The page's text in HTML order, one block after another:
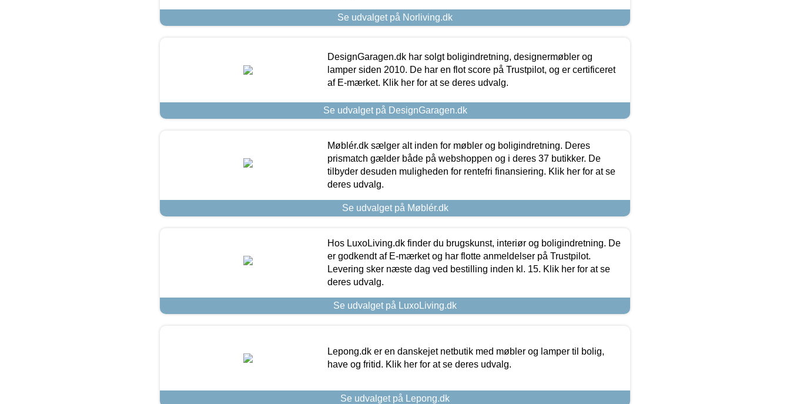
Se udvalget på Norliving.dk
DesignGaragen.dk har solgt boligindretning, designermøbler og
lamper siden 2010. De har en flot score på Trustpilot, og er certificeret
af E-mærket. Klik her for at se deres udvalg.
Se udvalget på DesignGaragen.dk
Møblér.dk sælger alt inden for møbler og boligindretning. Deres
prismatch gælder både på webshoppen og i deres 37 butikker. De
tilbyder desuden muligheden for rentefri finansiering. Klik her for at se
deres udvalg.
Se udvalget på Møblér.dk
Hos LuxoLiving.dk finder du brugskunst, interiør og boligindretning. De
er godkendt af E-mærket og har flotte anmeldelser på Trustpilot.
Levering sker næste dag ved bestilling inden kl. 15. Klik her for at se
deres udvalg.
Se udvalget på LuxoLiving.dk
Lepong.dk er en danskejet netbutik med møbler og lamper til bolig,
have og fritid. Klik her for at se deres udvalg.
Se udvalget på Lepong.dk